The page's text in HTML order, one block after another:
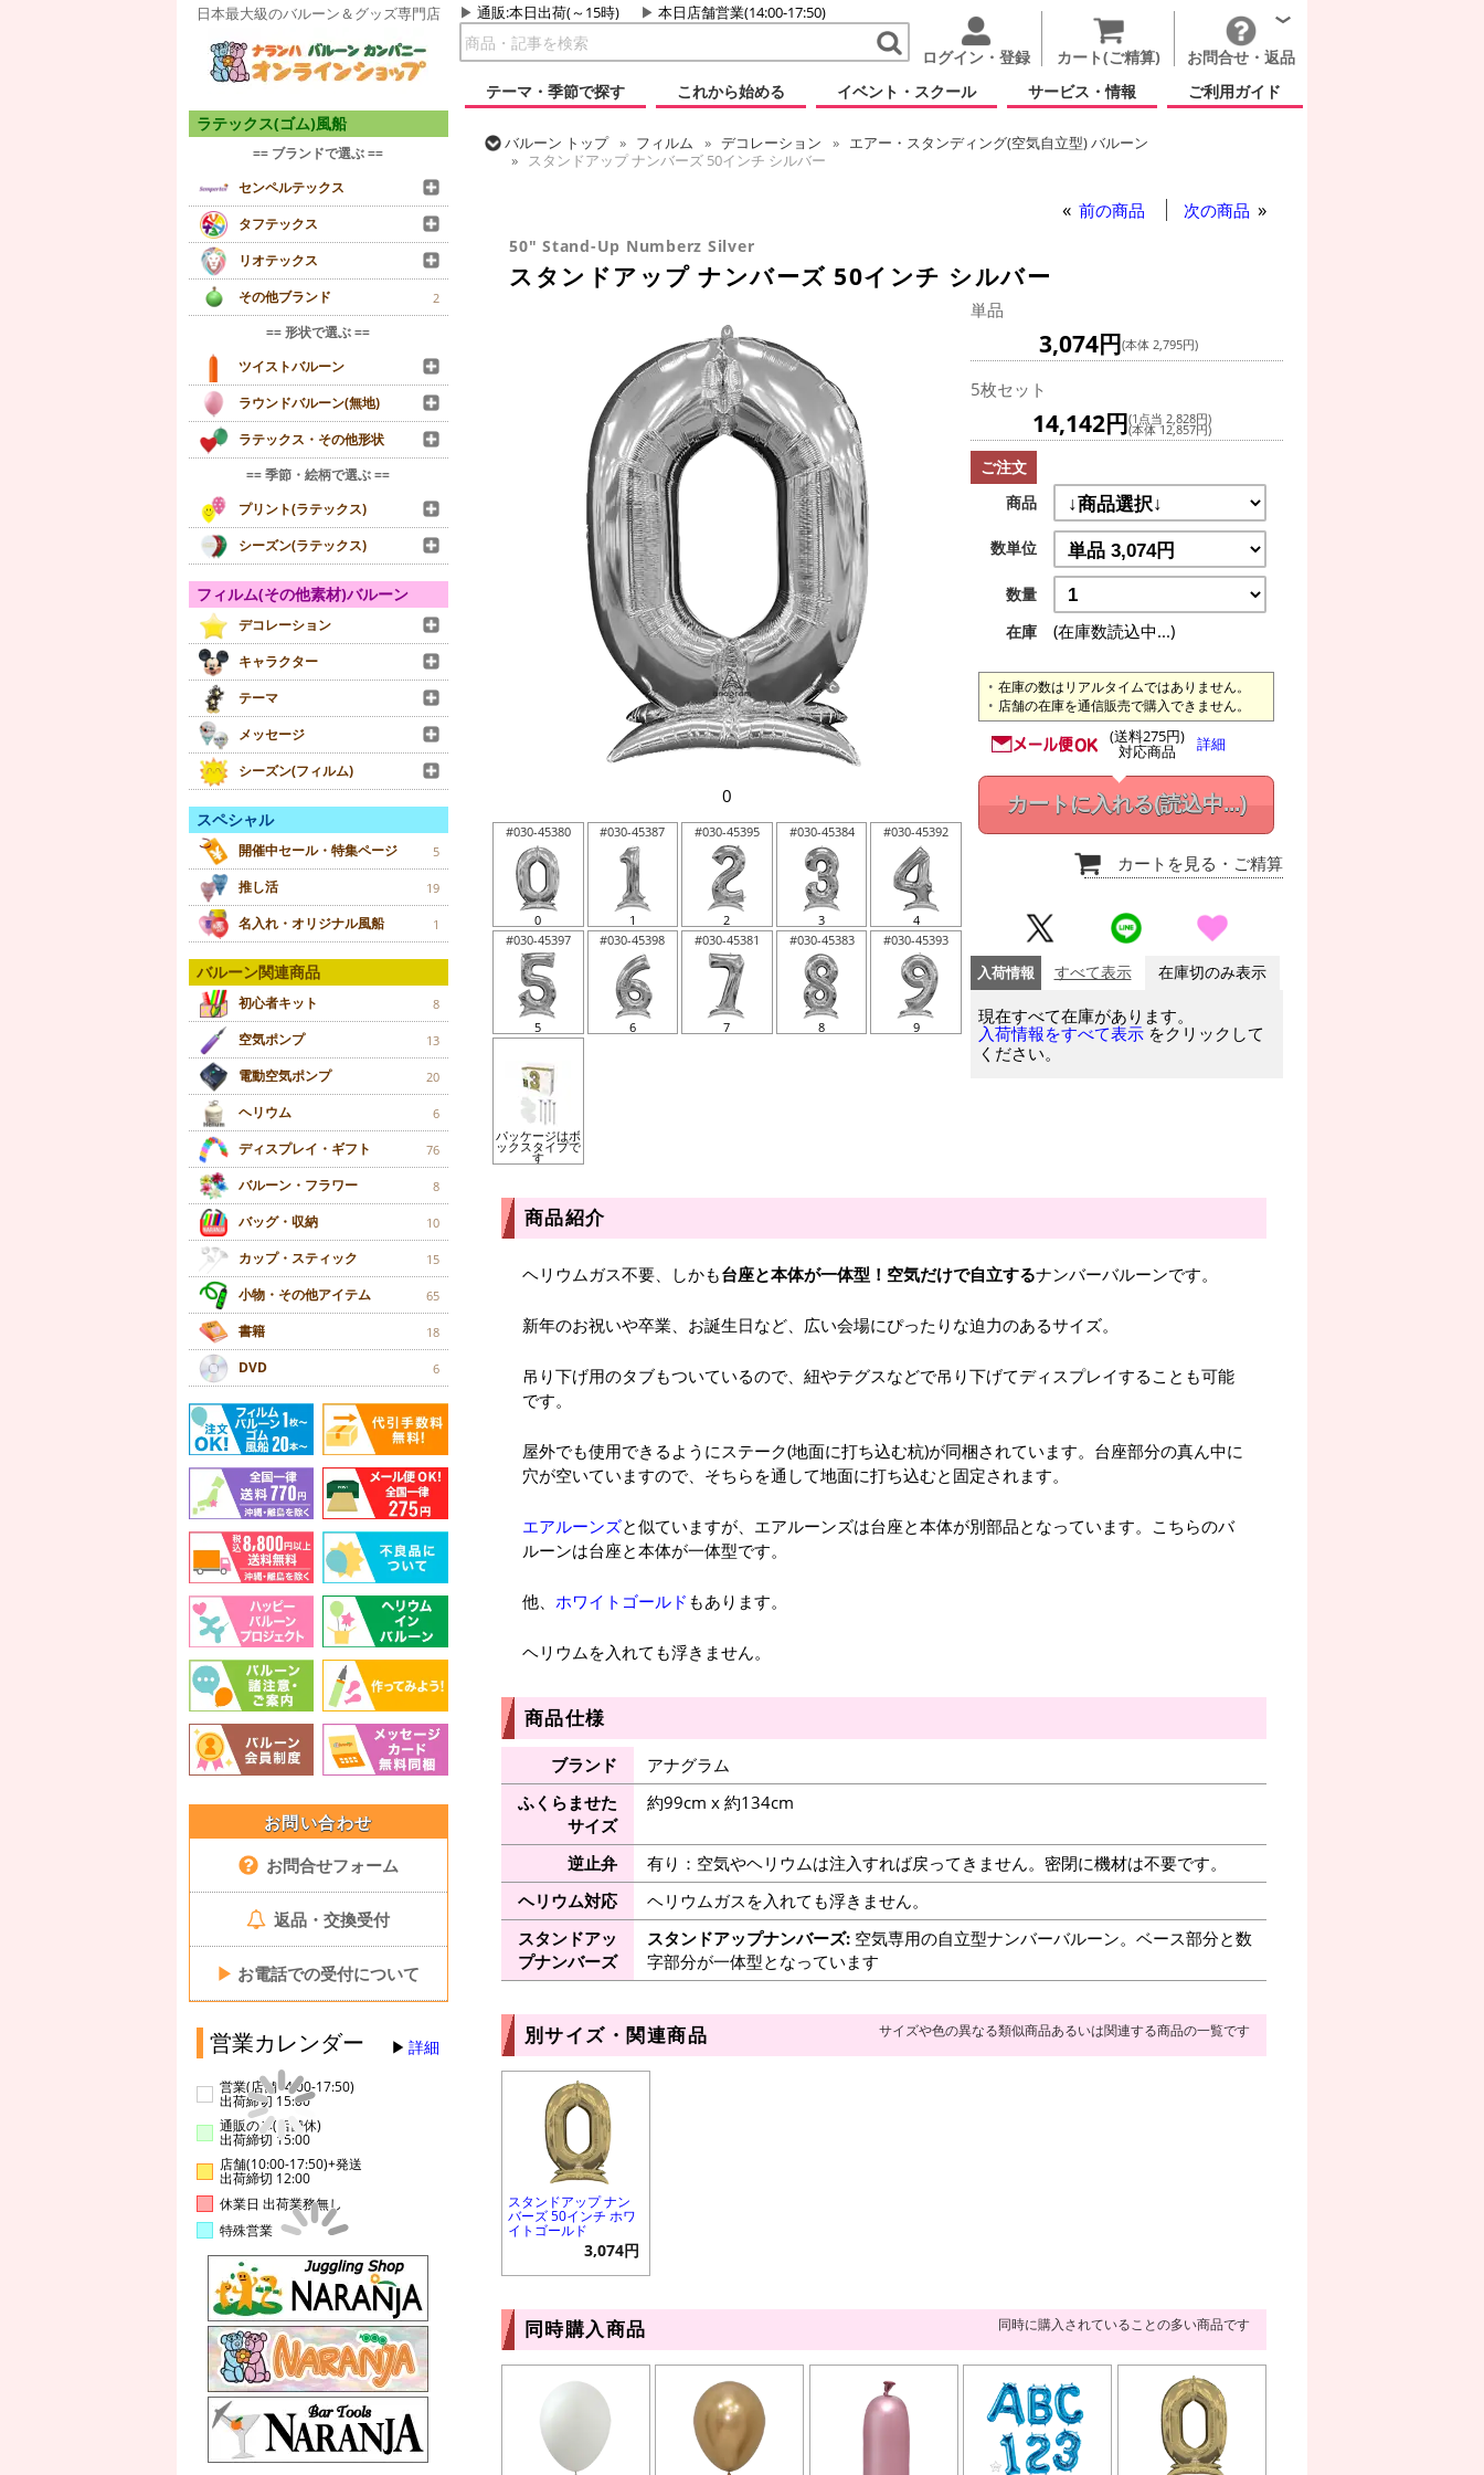
日本最大級のバルーン＆グッズ専門店 通販:本日出荷(～15時) 本日店舗営業(14:00-17:50)
ログイン・登録 カート(ご精算)
お問合せ・返品
テーマ・季節で探す
これから始める イベント・スクール サービス・情報 ご利用ガイド
ラテックス(ゴム)風船
== ブランドで選ぶ ==
センペルテックス
タフテックス
リオテックス
その他ブランド
2
== 形状で選ぶ ==
ツイストバルーン
ラウンドバルーン(無地)
ラテックス・その他形状
== 季節・絵柄で選ぶ ==
プリント(ラテックス)
シーズン(ラテックス)
フィルム(その他素材)バルーン
デコレーション
キャラクター
テーマ
メッセージ
シーズン(フィルム)
スペシャル
開催中セール・特集ページ 5
推し活 19
名入れ・オリジナル風船 1
バルーン関連商品
初心者キット 8
空気ポンプ 13
電動空気ポンプ 20
ヘリウム 6
ディスプレイ・ギフト 76
バルーン・フラワー 8
バッグ・収納 10
カップ・スティック 15
小物・その他アイテム 65
書籍 18
DVD 6
お問い合わせ
お問合せフォーム
返品・交換受付
▶ お電話での受付について
営業カレンダー 詳細
営業(店舗14:00-17:50)
出荷締切 15:00
通販のみ(店舗休)
出荷締切 15:00
店舗(10:00-17:50)+発送
出荷締切 12:00
休業日 出荷業務無し
特殊営業
バルーン トップ フィルム デコレーション
エアー・スタンディング(空気自立型) バルーン
スタンドアップ ナンバーズ 50インチ シルバー
前の商品 次の商品
50" Stand-Up Numberz Silver
スタンドアップ ナンバーズ 50インチ シルバー
0
#030-45380
0
#030-45387
1
#030-45395
2
#030-45384
3
#030-45392
4
#030-45397
5
#030-45398
6
#030-45381
7
#030-45383
8
#030-45393
9
パッケージはボ
ックスタイプで
す
単品
3,074円(本体 2,795円)
5枚セット
14,142円(1点当 2,828円)
(本体 12,857円)
ご注文
商品
数単位
数量
在庫
(在庫数読込中...)
在庫の数はリアルタイムではありません。
店舗の在庫を通信販売で購入できません。
(送料275円)
対応商品 詳細
カートに入れる(読込中...)
カートを見る ・ご精算
入荷情報 すべて表示 在庫切のみ表示
現在すべて在庫があります。
入荷情報をすべて表示 をクリックして
ください。
商品紹介
ヘリウムガス不要、しかも台座と本体が一体型！空気だけで自立するナンバーバルーンです。
新年のお祝いや卒業、お誕生日など、広い会場にぴったりな迫力のあるサイズ。
吊り下げ用のタブもついているので、紐やテグスなどで吊り下げてディスプレイすることも可能
です。
屋外でも使用できるようにステーク(地面に打ち込む杭)が同梱されています。台座部分の真ん中に
穴が空いていますので、そちらを通して地面に打ち込むと固定されます。
エアルーンズと似ていますが、エアルーンズは台座と本体が別部品となっています。こちらのバ
ルーンは台座と本体が一体型です。
他、 ホワイトゴールド もあります。
ヘリウムを入れても浮きません。
商品仕様
ブランド
アナグラム
ふくらませた
サイズ
約99cm x 約134cm
逆止弁
有り：空気やヘリウムは注入すれば戻ってきません。密閉に機材は不要です。
ヘリウム対応
ヘリウムガスを入れても浮きません。
スタンドアッ
プナンバーズ
スタンドアップナンバーズ:空気専用の自立型ナンバーバルーン。ベース部分と数
字部分が一体型となっています
別サイズ・関連商品 サイズや色の異なる類似商品あるいは関連する商品の一覧です
スタンドアップ ナン
バーズ 50インチ ホワ
イトゴールド
3,074円
同時購入商品 同時に購入されていることの多い商品です